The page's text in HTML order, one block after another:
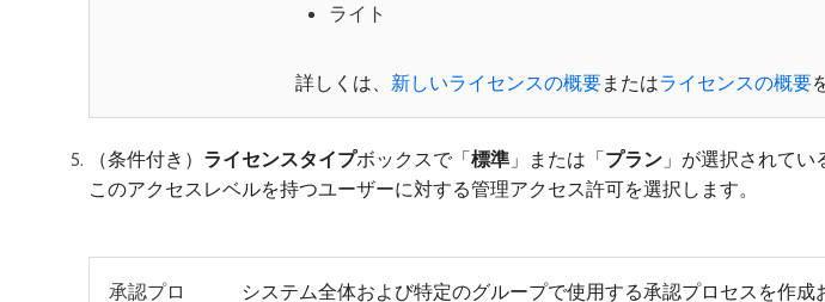
ライト
詳しくは、 新しいライセンスの概要またはライセンスの概要
（条件付き） ライセンスタイプ​ボックスで「標準 」または「プラン 」が選択されてい
このアクセスレベルを持つユーザーに対する管理アクセス許可を選択します。
承認プロ
システム全体および特定のグループで使用する承認プロセスを作成